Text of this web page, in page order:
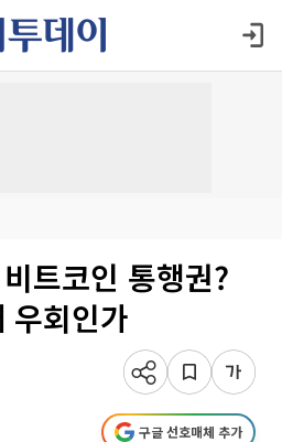
트코인 통행권?
우회인가
구글 선호매체 추가